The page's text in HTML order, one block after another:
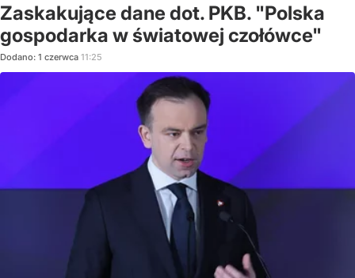
Zaskakujące dane dot. PKB. "Polska
gospodarka w światowej czołówce"
Dodano: 1 czerwca 11:25